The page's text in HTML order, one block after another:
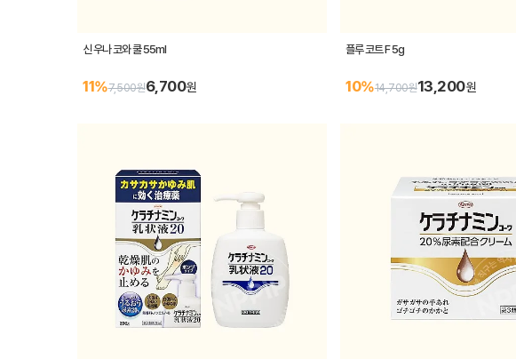
신 우나 코와 쿨 55ml
11%7,500원6,700원
플루 코트 F 5g
10%14,700원13,200원